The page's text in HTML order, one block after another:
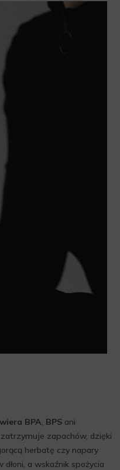
BPA, BPSani
zapachów, dzięki
herbatę czy napary
a wskaźnik spożycia